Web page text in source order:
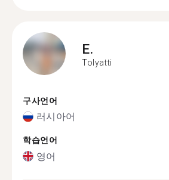
E.
Tolyatti
구사언어
러시아어
학습언어
영어